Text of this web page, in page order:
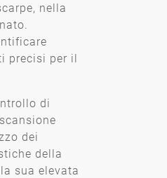
nella
precisi per il
di
dei
della
sua elevata